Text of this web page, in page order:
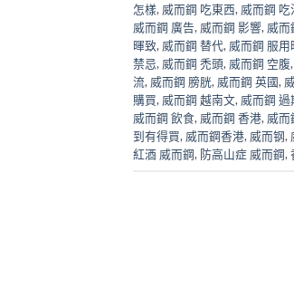
怎樣, 威而鋼 吃東西, 威而鋼 吃
威而鋼 廣告, 威而鋼 影響, 威而
暉致, 威而鋼 替代, 威而鋼 服用
禁忌, 威而鋼 禿頭, 威而鋼 空腹,
流, 威而鋼 膀胱, 威而鋼 英國,
購買, 威而鋼 越南文, 威而鋼 過
威而鋼 飲食, 威而鋼 香港, 威而
到有得買, 威而鋼香港, 威而钢,
紅酒 威而鋼, 防高山症 威而鋼,